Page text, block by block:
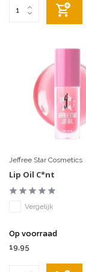
Jeffree Star Cosmetics
Lip Oil C*nt
Vergelijk
Op voorraad
19,95